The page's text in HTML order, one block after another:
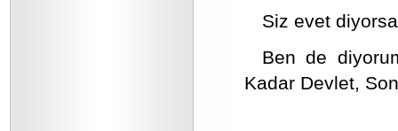
Siz evet
Ben de
Kadar Devlet,